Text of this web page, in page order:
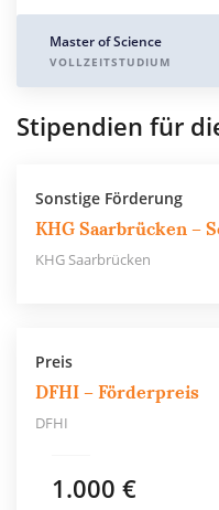
Master of Science
VOLLZEITSTUDIUM
Stipendien für
Sonstige Förderung
KHG Saarbrücken –
KHG Saarbrücken
Preis
DFHI – Förderpreis
DFHI
1.000 €